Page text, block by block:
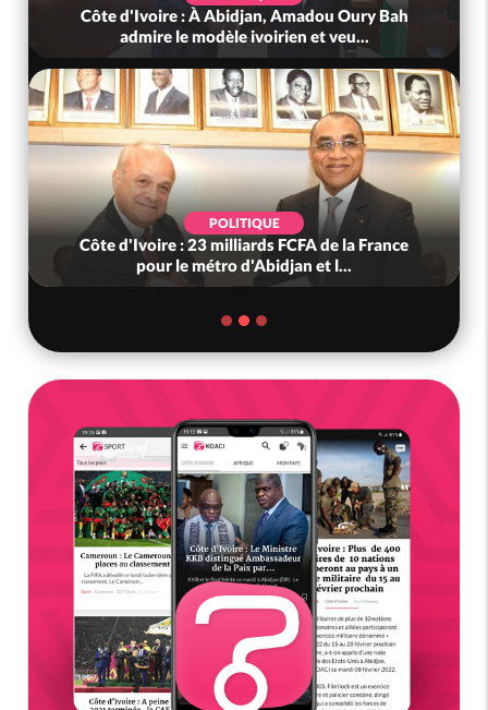
Côte d'Ivoire : À Abidjan, Amadou Oury Bah
admire le modèle ivoirien et veu...
POLITIQUE
Côte d'Ivoire : 23 milliards FCFA de la France
pour le métro d'Abidjan et l...